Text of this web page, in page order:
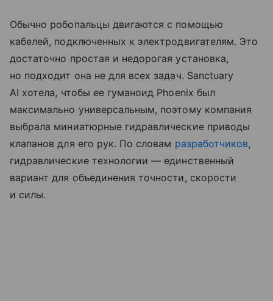
Обычно робопальцы двигаются с помощью
кабелей, подключенных к электродвигателям. Это
достаточно простая и недорогая установка,
но подходит она не для всех задач. Sanctuary
AI хотела, чтобы ее гуманоид Phoenix был
максимально универсальным, поэтому компания
выбрала миниатюрные гидравлические приводы
клапанов для его рук. По словам разработчиков,
гидравлические технологии — единственный
вариант для объединения точности, скорости
и силы.